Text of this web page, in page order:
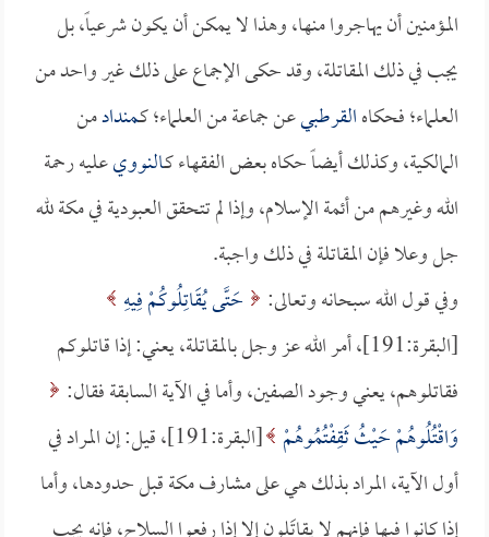
المؤمنين أن يهاجروا منها، وهذا لا يمكن أن يكون شرعياً، بل
يجب في ذلك المقاتلة، وقد حكى الإجماع على ذلك غير واحد من
العلماء؛ فحكاهالقرطبيعن جماعة من العلماء؛ كـمندادمن
المالكية، وكذلك أيضاً حكاه بعض الفقهاء كـالنوويعليه رحمة
الله وغيرهم من أئمة الإسلام، وإذا لم تتحقق العبودية في مكة لله
جل وعلا فإن المقاتلة في ذلك واجبة.
وفي قول الله سبحانه وتعالى:
حَتَّى يُقَاتِلُوكُمْ فِيهِ
[البقرة:191]، أمر الله عز وجل بالمقاتلة، يعني: إذا قاتلوكم
فقاتلوهم، يعني وجود الصفين، وأما في الآية السابقة فقال:
وَاقْتُلُوهُمْ حَيْثُ ثَقِفْتُمُوهُمْ
[البقرة:191]، قيل: إن المراد في
أول الآية، المراد بذلك هي على مشارف مكة قبل حدودها، وأما